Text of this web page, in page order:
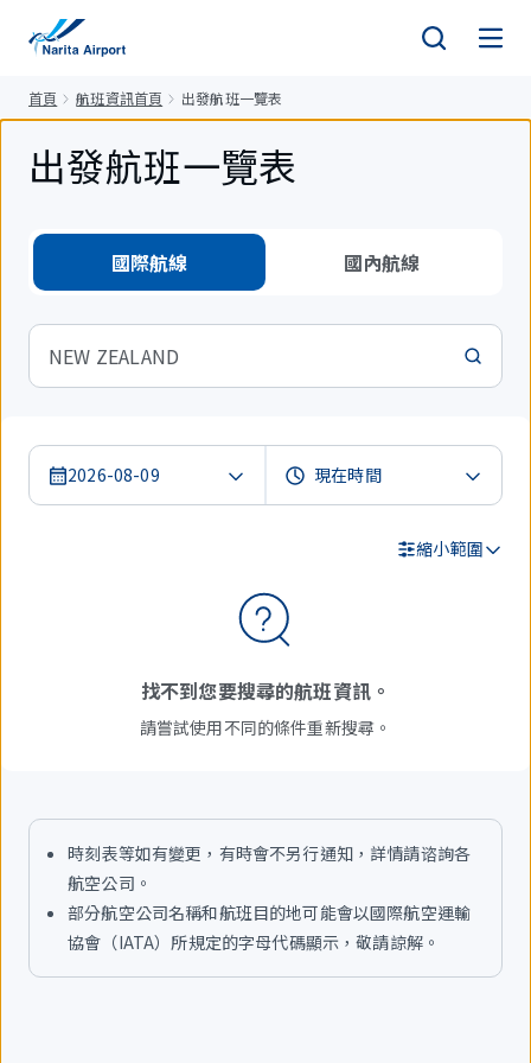
首頁 航班資訊首頁 出發航班一覽表
出發航班一覽表
國際航線 國內航線
NEW ZEALAND
2026-08-09
縮小範圍
找不到您要搜尋的航班資訊。
請嘗試使用不同的條件重新搜尋。
時刻表等如有變更，有時會不另行通知，詳情請谘詢各
航空公司。
部分航空公司名稱和航班目的地可能會以國際航空運輸
協會（IATA）所規定的字母代碼顯示，敬請諒解。